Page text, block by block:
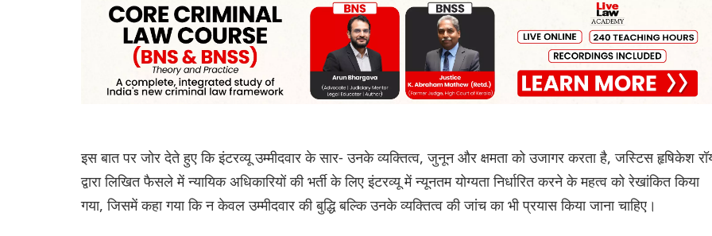
इस बात पर जोर देते हुए कि इंटरव्यू उम्मीदवार के सार- उनके व्यक्तित्व, जुनून और क्षमता को उजागर करता है, जस्टिस हृषिकेश
द्वारा लिखित फैसले में न्यायिक अधिकारियों की भर्ती के लिए इंटरव्यू में न्यूनतम योग्यता निर्धारित करने के महत्व को रेखांकित किया
गया, जिसमें कहा गया कि न केवल उम्मीदवार की बुद्धि बल्कि उनके व्यक्तित्व की जांच का भी प्रयास किया जाना चाहिए।